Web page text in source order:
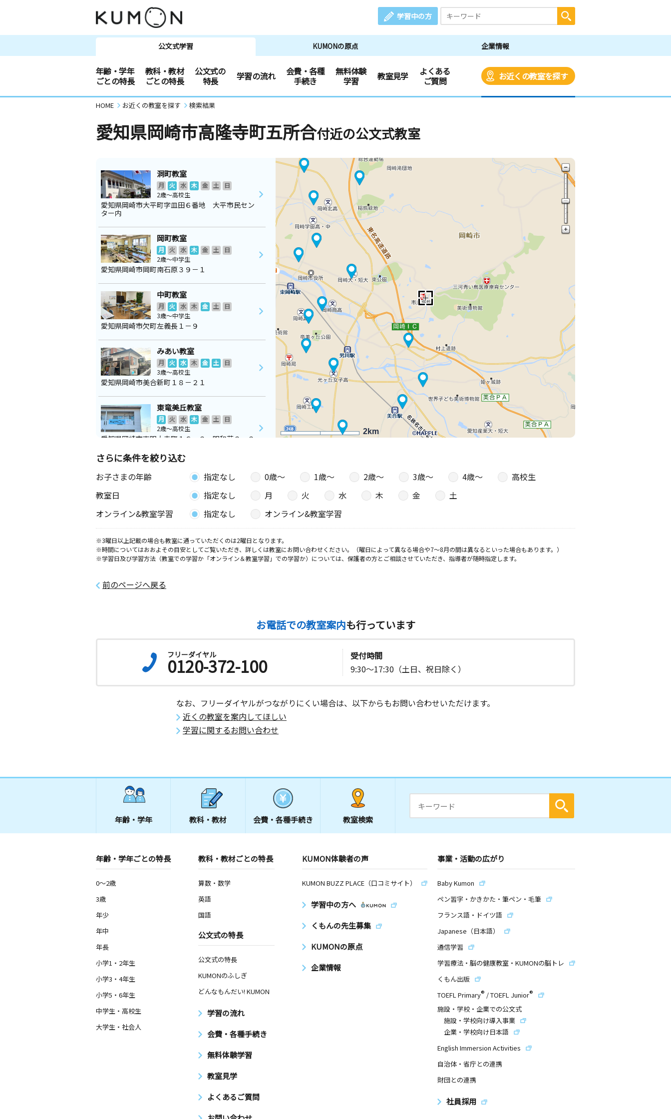
学習中の方
公文式学習 KUMONの原点 企業情報
年齢・学年
ごとの特長
教科・教材
ごとの特長
公文式の
特長
学習の流れ
会費・各種
手続き
無料体験
学習
教室見学
よくある
ご質問
お近くの教室を探す
HOME お近くの教室を探す 検索結果
愛知県岡崎市高隆寺町五所合付近の公文式教室
2km
洞町教室
月 火 水 木 金 土
日
2歳～高校生
愛知県岡崎市大平町字皿田６番地 大平市民セン
ター内
岡町教室
月 火 水 木 金 土
日
2歳～中学生
愛知県岡崎市岡町南石原３９－１
中町教室
月 火 水 木 金 土
日
3歳～中学生
愛知県岡崎市欠町左義長１－９
みあい教室
月 火 水 木 金 土
日
3歳～高校生
愛知県岡崎市美合新町１８－２１
東竜美丘教室
月 火 水 木 金 土
日
2歳～高校生
愛知県岡崎市東明大寺町１６－２ 明和荘２ ２
光ヶ丘教室
木 金 土 日
1歳～高校生
愛知県岡崎市大西町奥長入５０－２ マンション
大磯１０２号
真伝町教室
月 火 水 木 金 土
日
3歳～高校生
三島教室
火 木 金 土
日
愛知県岡崎市竜美北１丁目３－２１
サウス竜美教室
水 木 金 土
日
2歳～高校生
愛知県岡崎市伝馬通２丁目８番地 サカエヤビル
石神教室
0歳～高校生
愛知県岡崎市石神町５－１６
金
ート２階
ウイングタウン教室
愛知県岡崎市羽根町小豆坂３番地ウイングタウン
内１階
金 土
日
愛知県岡崎市鴨田町字南魂場６０ プリンシリア
さらに条件を絞り込む
お子さまの年齢 指定なし 0歳〜 1歳〜 2歳〜 3歳〜 4歳〜
高校生
教室日
指定なし 月 火 水 木 金
土
オンライン&教室学習
指定なし オンライン&教室学習
※3曜日以上記載の場合も教室に通っていただくのは2曜日となります。
※時間についてはおおよその目安としてご覧いただき、詳しくは教室にお問い合わせください。（曜日によって異なる場合や7～8月の間は異なるといった場合もあります。）
※学習日及び学習方法（教室での学習か「オンライン＆教室学習」での学習か）については、保護者の方とご相談させていただき、指導者が随時指定します。
前のページへ戻る
お電話での教室案内も行っています
フリーダイヤル
0120-372-100
受付時間
9:30～17:30（土日、祝日除く）
なお、フリーダイヤルがつながりにくい場合は、以下からもお問い合わせいただけます。
近くの教室を案内してほしい
学習に関するお問い合わせ
年齢・学年 教科・教材 会費・ 各種手続き 教室検索
年齢・学年ごとの特長
0～2歳
3歳
年少
年中
年長
小学1・2年生
小学3・4年生
小学5・6年生
中学生・高校生
大学生・社会人
教科・教材ごとの特長
算数・数学
英語
国語
公文式の特長
公文式の特長
KUMONのふしぎ
どんなもんだい! KUMON
学習の流れ
会費・各種手続き
無料体験学習
教室見学
よくあるご質問
KUMON体験者の声
KUMON BUZZ PLACE（口コミサイト）
学習中の方へ
くもんの先生募集
KUMONの原点
企業情報
事業・活動の広がり
Baby Kumon
ペン習字・かきかた・筆ペン・毛筆
フランス語・ドイツ語
Japanese（日本語）
通信学習
学習療法・脳の健康教室・KUMONの脳トレ
くもん出版
TOEFL Primary® /TOEFL Junior®
施設・学校・企業での公文式
施設・学校向け導入事業
企業・学校向け日本語
English Immersion Activities
自治体・省庁との連携
財団との連携
社員採用